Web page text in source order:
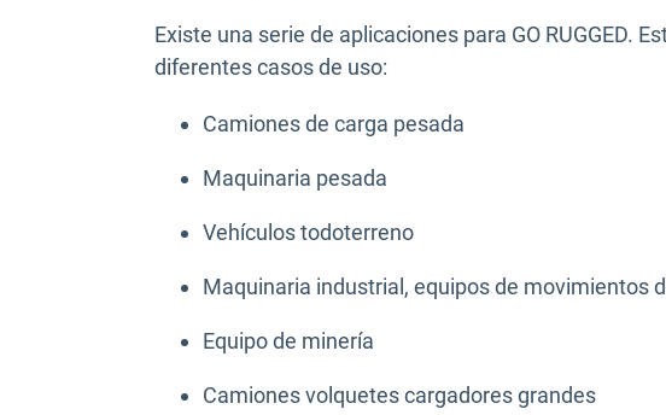
Existe una serie de aplicaciones para GO RUGGED.
diferentes casos de uso:
Camiones de carga pesada
Maquinaria pesada
Vehículos todoterreno
Maquinaria industrial, equipos de movimientos
Equipo de minería
Camiones volquetes cargadores grandes